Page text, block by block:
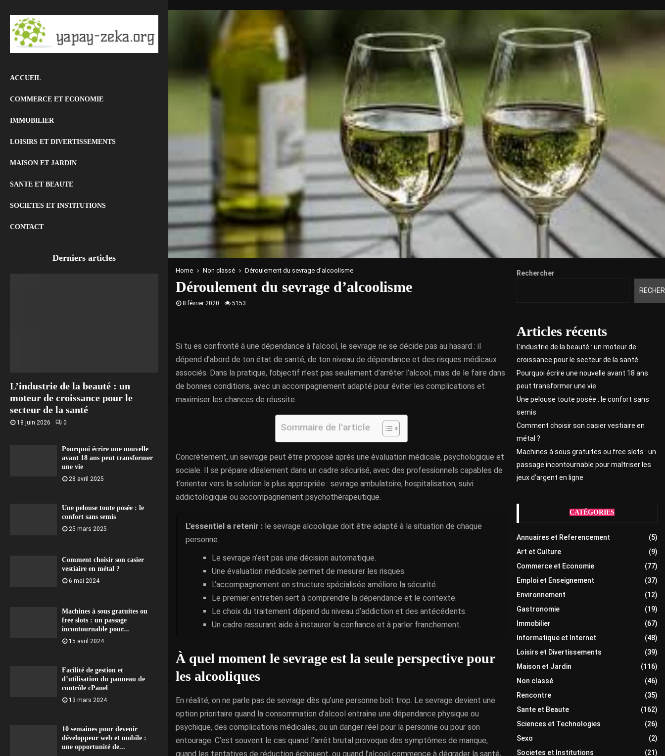
ACCUEIL
COMMERCE ET ECONOMIE
IMMOBILIER
LOISIRS ET DIVERTISSEMENTS
MAISON ET JARDIN
SANTE ET BEAUTE
SOCIETES ET INSTITUTIONS
CONTACT
Derniers articles
L’industrie de la beauté : un
moteur de croissance pour le
secteur de la santé
18 juin 2026 0
Pourquoi écrire une nouvelle
avant 18 ans peut transformer
une vie
28 avril 2025
Une pelouse toute posée : le
confort sans semis
25 mars 2025
Comment choisir son casier
vestiaire en métal ?
6 mai 2024
Machines à sous gratuites ou
free slots : un passage
incontournable pour...
15 avril 2024
Facilité de gestion et
d’utilisation du panneau de
contrôle cPanel
13 mars 2024
10 semaines pour devenir
développeur web et mobile :
une opportunité de...
Home Non classé Déroulement du sevrage d’alcoolisme
Déroulement du sevrage d’alcoolisme
8 février 2020 5153
Si tu es confronté à une dépendance à l’alcool, le sevrage ne se décide pas au hasard : il
dépend d’abord de ton état de santé, de ton niveau de dépendance et des risques médicaux
associés. Dans la pratique, l’objectif n’est pas seulement d’arrêter l’alcool, mais de le faire dans
de bonnes conditions, avec un accompagnement adapté pour éviter les complications et
maximiser les chances de réussite.
Sommaire de l'article
Concrètement, un sevrage peut être proposé après une évaluation médicale, psychologique et
sociale. Il se prépare idéalement dans un cadre sécurisé, avec des professionnels capables de
t’orienter vers la solution la plus appropriée : sevrage ambulatoire, hospitalisation, suivi
addictologique ou accompagnement psychothérapeutique.
L’essentiel a retenir : le sevrage alcoolique doit être adapté à la situation de chaque
personne.
Le sevrage n’est pas une décision automatique.
Une évaluation médicale permet de mesurer les risques.
L’accompagnement en structure spécialisée améliore la sécurité.
Le premier entretien sert à comprendre la dépendance et le contexte.
Le choix du traitement dépend du niveau d’addiction et des antécédents.
Un cadre rassurant aide à instaurer la confiance et à parler franchement.
À quel moment le sevrage est la seule perspective pour
les alcooliques
En réalité, on ne parle pas de sevrage dès qu’une personne boit trop. Le sevrage devient une
option prioritaire quand la consommation d’alcool entraîne une dépendance physique ou
psychique, des complications médicales, ou un danger réel pour la personne ou pour son
entourage. C’est souvent le cas quand l’arrêt brutal provoque des symptômes de manque,
quand les tentatives de réduction échouent, ou quand l’alcool commence à dégrader la santé,
Rechercher
Articles récents
L’industrie de la beauté : un moteur de
croissance pour le secteur de la santé
Pourquoi écrire une nouvelle avant 18 ans
peut transformer une vie
Une pelouse toute posée : le confort sans
semis
Comment choisir son casier vestiaire en
métal ?
Machines à sous gratuites ou free slots : un
passage incontournable pour maîtriser les
jeux d’argent en ligne
CATÉGORIES
Annuaires et Referencement
(5)
Art et Culture
(9)
Commerce et Economie
(77)
Emploi et Enseignement
(37)
Environnement
(12)
Gastronomie
(19)
Immobilier
(67)
Informatique et Internet
(48)
Loisirs et Divertissements
(39)
Maison et Jardin
(116)
Non classé
(46)
Rencontre
(35)
Sante et Beaute
(162)
Sciences et Technologies
(26)
Sexo
(2)
Societes et Institutions
(21)